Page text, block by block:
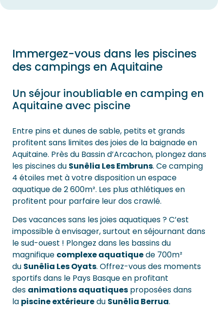
Immergez-vous dans les piscines
des campings en Aquitaine
Un séjour inoubliable en camping en
Aquitaine avec piscine
Entre pins et dunes de sable, petits et grands
profitent sans limites des joies de la baignade en
Aquitaine. Près du Bassin d’Arcachon, plongez dans
les piscines du Sunêlia Les Embruns. Ce camping
4 étoiles met à votre disposition un espace
aquatique de 2 600m². Les plus athlétiques en
profitent pour parfaire leur dos crawlé.
Des vacances sans les joies aquatiques ? C’est
impossible à envisager, surtout en séjournant dans
le sud-ouest ! Plongez dans les bassins du
magnifique complexe aquatiquede 700m²
du Sunêlia Les Oyats. Offrez-vous des moments
sportifs dans le Pays Basque en profitant
des animations aquatiquesproposées dans
la piscine extérieuredu Sunêlia Berrua.